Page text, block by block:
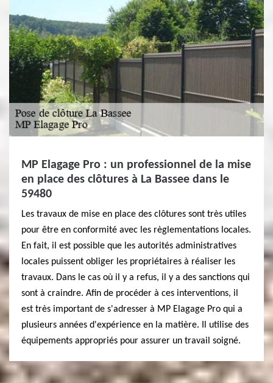
MP Elagage Pro : un professionnel de la mise
en place des clôtures à La Bassee dans le
59480
Les travaux de mise en place des clôtures sont très utiles
pour être en conformité avec les règlementations locales.
En fait, il est possible que les autorités administratives
locales puissent obliger les propriétaires à réaliser les
travaux. Dans le cas où il y a refus, il y a des sanctions qui
sont à craindre. Afin de procéder à ces interventions, il
est très important de s'adresser à MP Elagage Pro qui a
plusieurs années d'expérience en la matière. Il utilise des
équipements appropriés pour assurer un travail soigné.